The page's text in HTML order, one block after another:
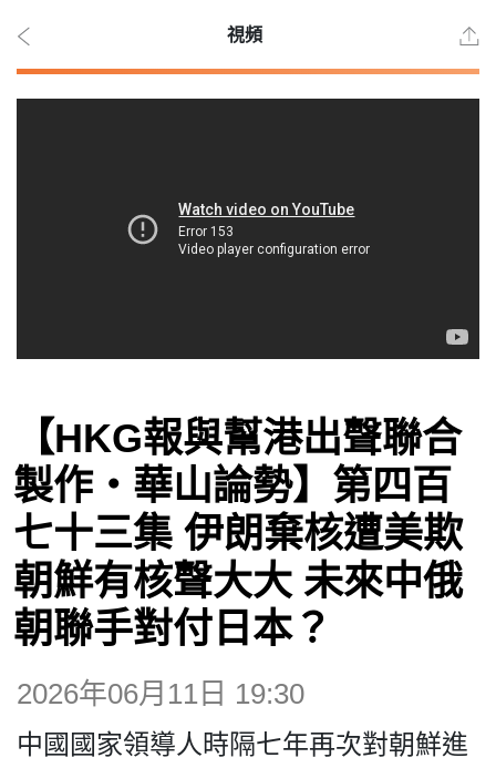
時事
觀點
博客
投票
昔日
視頻
【HKG報與幫港出聲聯合
製作‧華山論勢】第四百
七十三集 伊朗棄核遭美欺
朝鮮有核聲大大 未來中俄
朝聯手對付日本？
2026年06月11日 19:30
中國國家領導人時隔七年再次對朝鮮進